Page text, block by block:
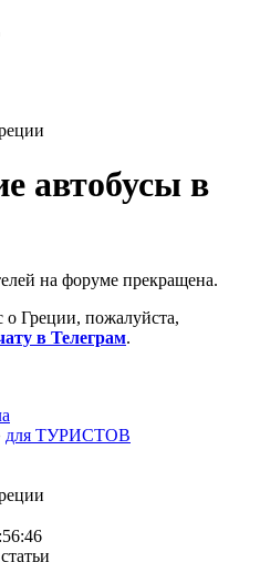
автобусы в
на форуме прекращена.
о Греции, пожалуйста,
в Телеграм.
для ТУРИСТОВ